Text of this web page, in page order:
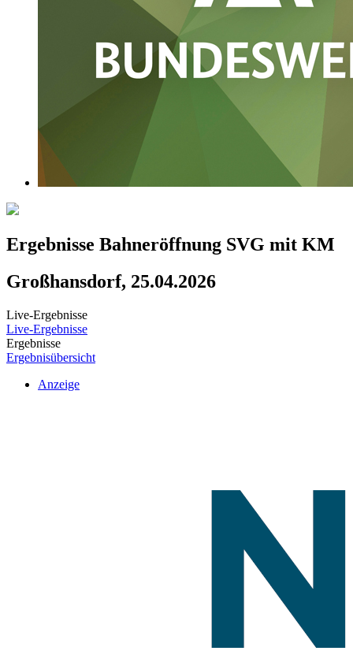
Ergebnisse Bahneröffnung SVG mit KM
Großhansdorf, 25.04.2026
Live-Ergebnisse
Live-Ergebnisse
Ergebnisse
Ergebnisübersicht
Anzeige